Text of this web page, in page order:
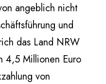
angeblich nicht
und
das Land NRW
4,5 Millionen Euro
von